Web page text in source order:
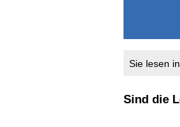
Sie lesen in
Sind die